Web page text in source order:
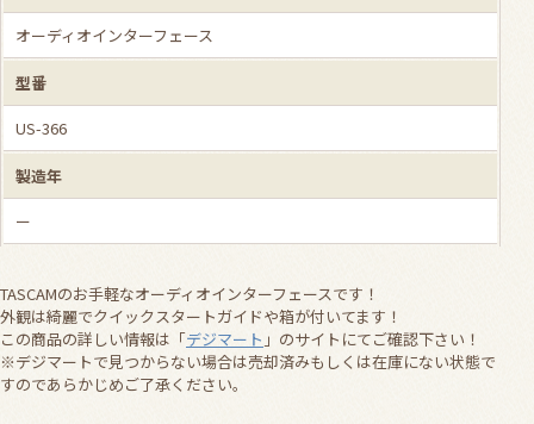
オーディオインターフェース
型番
US-366
製造年
ー
TASCAMのお手軽なオーディオインターフェースです！
外観は綺麗でクイックスタートガイドや箱が付いてます！
この商品の詳しい情報は「デジマート 」のサイトにてご確認下さい！
※デジマートで見つからない場合は売却済みもしくは在庫にない状態で
すのであらかじめご了承ください。